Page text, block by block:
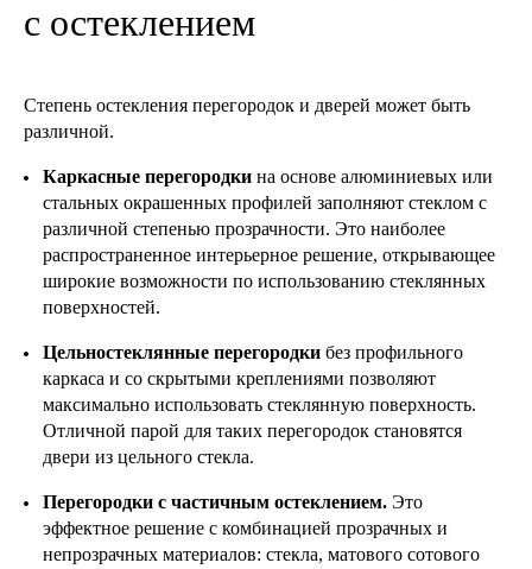
с остеклением
Степень остекления перегородок и дверей может быть
различной.
Каркасные перегородки на основе алюминиевых или
стальных окрашенных профилей заполняют стеклом с
различной степенью прозрачности. Это наиболее
распространенное интерьерное решение, открывающее
широкие возможности по использованию стеклянных
поверхностей.
Цельностеклянные перегородки без профильного
каркаса и со скрытыми креплениями позволяют
максимально использовать стеклянную поверхность.
Отличной парой для таких перегородок становятся
двери из цельного стекла.
Перегородки с частичным остеклением. Это
эффектное решение с комбинацией прозрачных и
непрозрачных материалов: стекла, матового сотового